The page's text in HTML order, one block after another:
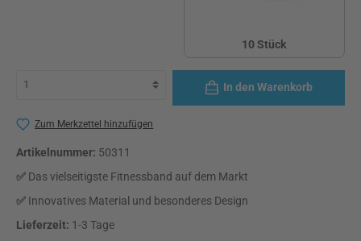
10 Stück
In den Warenkorb
Zum Merkzettel hinzufügen
Artikelnummer: 50311
✅ Das vielseitigste Fitnessband auf dem Markt
✅ Innovatives Material und besonderes Design
Lieferzeit: 1-3 Tage